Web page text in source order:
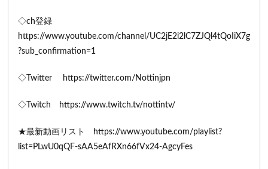
◇ch登録
https://www.youtube.com/channel/UC2jE2i2lC7ZJQl4tQoIiX7g
?sub_confirmation=1
◇Twitter https://twitter.com/Nottinjpn
◇Twitch https://www.twitch.tv/nottintv/
★最新動画リスト https://www.youtube.com/playlist?
list=PLwU0qQF-sAA5eAfRXn66fVx24-AgcyFes